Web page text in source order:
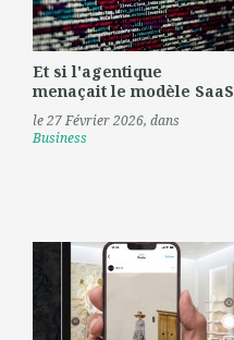
Et si l'agentique
menaçait le modèle SaaS
le 27 Février 2026, dans
Business